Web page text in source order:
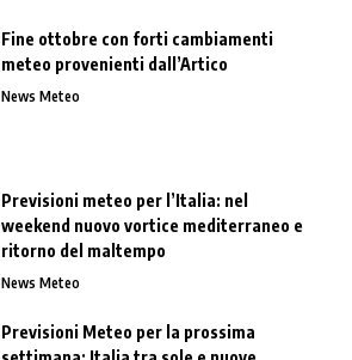
Fine ottobre con forti cambiamenti
meteo provenienti dall’Artico
News Meteo
Previsioni meteo per l’Italia: nel
weekend nuovo vortice mediterraneo e
ritorno del maltempo
News Meteo
Previsioni Meteo per la prossima